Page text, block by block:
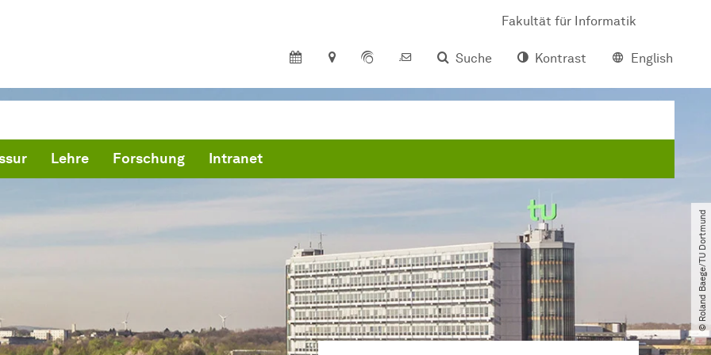
Fakultät für Informatik
Suche
Kontrast English
Lehre Forschung Intranet
© Roland Baege​/​TU Dortmund